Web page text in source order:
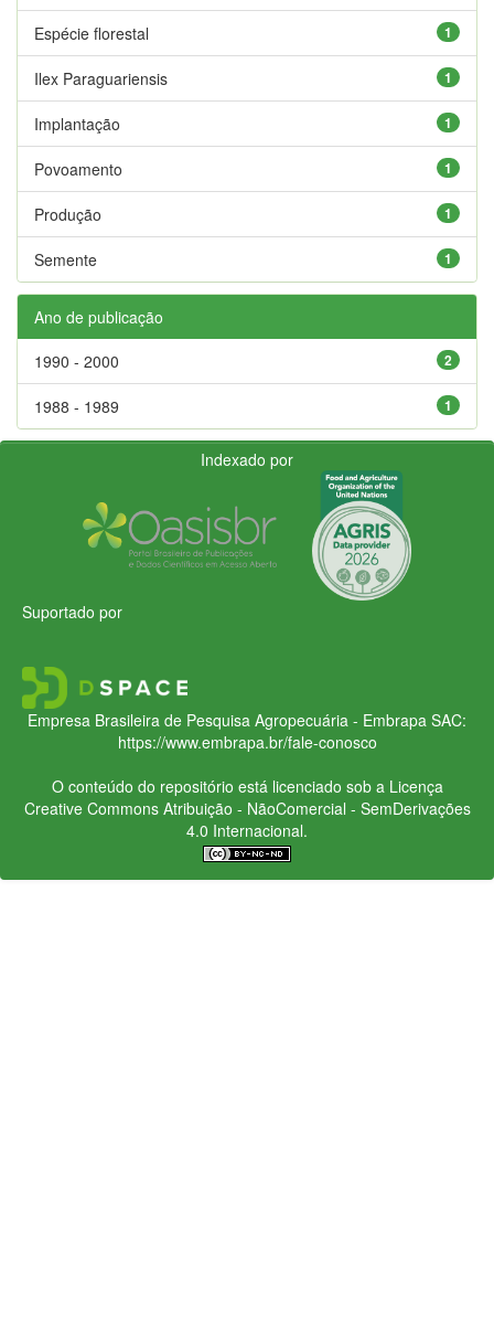
1
Espécie florestal
1
Ilex Paraguariensis
1
Implantação
1
Povoamento
1
Produção
1
Semente
Ano de publicação
2
1990 - 2000
1
1988 - 1989
Indexado por
Suportado por
Empresa Brasileira de Pesquisa Agropecuária - Embrapa SAC:
https://www.embrapa.br/fale-conosco
O conteúdo do repositório está licenciado sob a Licença
Creative CommonsAtribuição - NãoComercial - SemDerivações
4.0 Internacional.